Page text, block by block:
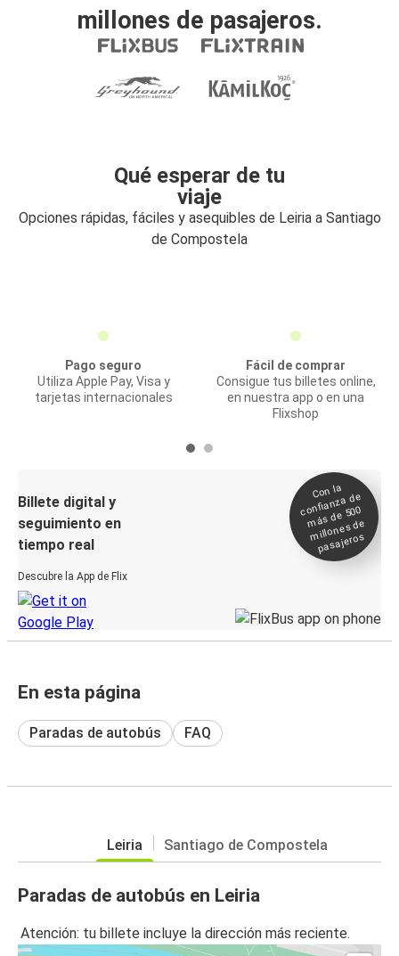
millones de pasajeros.
Qué esperar de tu
viaje
Opciones rápidas, fáciles y asequibles de Leiria a Santiago
de Compostela
Pago seguro
Utiliza Apple Pay, Visa y
tarjetas internacionales
Fácil de comprar
Consigue tus billetes online,
en nuestra app o en una
Flixshop
Billete digital y
seguimiento en
tiempo real
Descubre la App de Flix
Con la
confianza de
más de 500
millones de
pasajeros
En esta página
Paradas de autobús FAQ
Leiria Santiago de Compostela
Paradas de autobús en Leiria
Atención: tu billete incluye la dirección más reciente.